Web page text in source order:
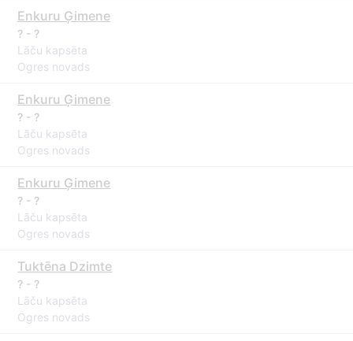
Enkuru Ģimene
? - ?
Lāču kapsēta
Ogres novads
Enkuru Ģimene
? - ?
Lāču kapsēta
Ogres novads
Enkuru Ģimene
? - ?
Lāču kapsēta
Ogres novads
Tuktēna Dzimte
? - ?
Lāču kapsēta
Ogres novads